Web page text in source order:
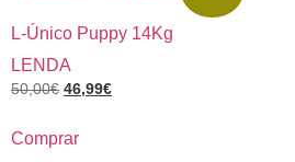
L-Único Puppy 14Kg
LENDA
50,00€ 46,99€
Comprar